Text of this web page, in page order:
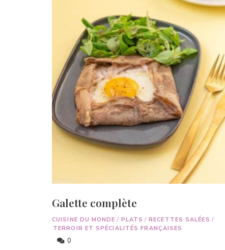
Galette complète
CUISINE DU MONDE / PLATS / RECETTES SALÉES /
TERROIR ET SPÉCIALITÉS FRANÇAISES
0